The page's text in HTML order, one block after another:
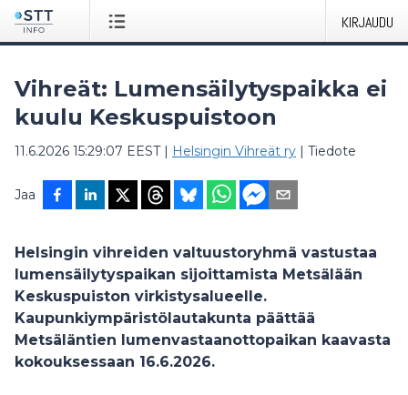
KIRJAUDU
Vihreät: Lumensäilytyspaikka ei
kuulu Keskuspuistoon
11.6.2026 15:29:07 EEST| Helsingin Vihreät ry | Tiedote
Jaa
Helsingin vihreiden valtuustoryhmä vastustaa
lumensäilytyspaikan sijoittamista Metsälään
Keskuspuiston virkistysalueelle.
Kaupunkiympäristölautakunta päättää
Metsäläntien lumenvastaanottopaikan kaavasta
kokouksessaan 16.6.2026.